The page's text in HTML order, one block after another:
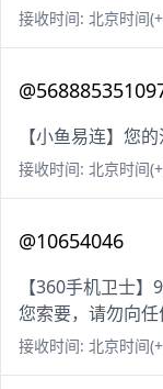
接收时间: 北京时间
【小鱼易连】您
接收时间: 北京时间
@10654046
【360手机卫士
您索要，请勿向任
接收时间: 北京时间